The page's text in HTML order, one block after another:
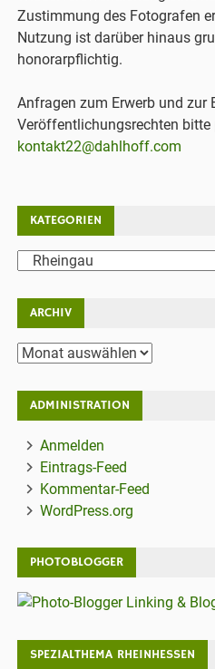
Zustimmung des Fotografen
Nutzung ist darüber hinaus
honorarpflichtig.
Anfragen zum Erwerb und zur
Veröffentlichungsrechten bitte
kontakt22@dahlhoff.com
KATEGORIEN
Kategorien
ARCHIV
Archiv
ADMINISTRATION
Anmelden
Eintrags-Feed
Kommentar-Feed
WordPress.org
PHOTOBLOGGER
SPEZIALTHEMA RHEINHESSEN